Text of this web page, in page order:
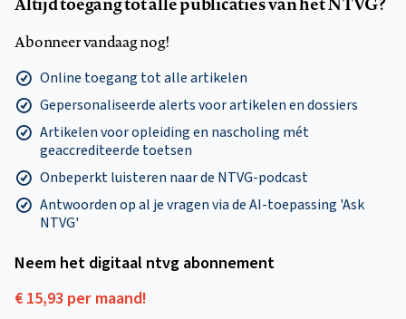
Abonneer vandaag nog!
Online toegang tot alle artikelen
Gepersonaliseerde alerts voor artikelen en dossiers
Artikelen voor opleiding en nascholing mét
geaccrediteerde toetsen
Onbeperkt luisteren naar de NTVG-podcast
Antwoorden op al je vragen via de AI-toepassing 'Ask
NTVG'
Neem het digitaal ntvg abonnement
€ 15,93 per maand!